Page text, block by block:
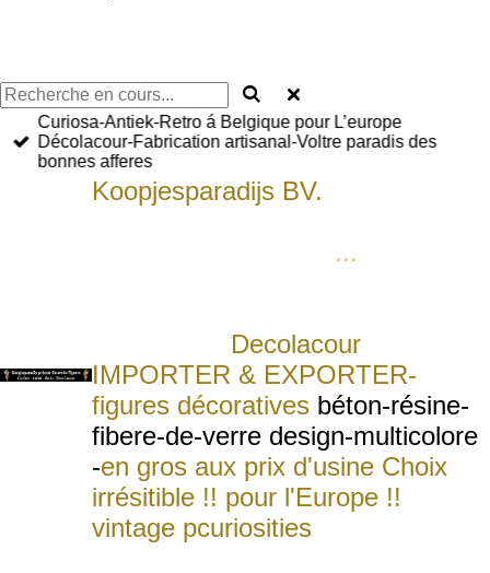
Curiosa-Antiek-Retro á Belgique pour L’europe
Décolacour-Fabrication artisanal-Voltre paradis des
bonnes afferes
Koopjesparadijs BV.
...
Decolacour
IMPORTER & EXPORTER-
figures décoratives béton-résine-
fibere-de-verre design-multicolore
-en gros aux prix d'usine Choix
irrésitible !! pour l'Europe !!
vintage pcuriosities